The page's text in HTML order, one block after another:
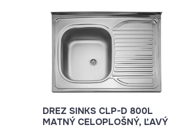
DREZ SINKS CLP-D 800L
MATNÝ CELOPLOŠNÝ, ĽAVÝ